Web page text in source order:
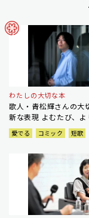
わたしの大切な本
歌人・青松輝さんの
新な表現 よむたび、よ
愛でる コミック 短歌